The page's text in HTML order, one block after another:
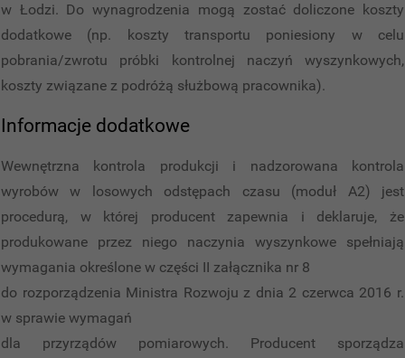
w Łodzi. Do wynagrodzenia mogą zostać doliczone koszty
dodatkowe (np. koszty transportu poniesiony w celu
pobrania/zwrotu próbki kontrolnej naczyń wyszynkowych,
koszty związane z podróżą służbową pracownika).
Informacje dodatkowe
Wewnętrzna kontrola produkcji i nadzorowana kontrola
wyrobów w losowych odstępach czasu (moduł A2) jest
procedurą, w której producent zapewnia i deklaruje, że
produkowane przez niego naczynia wyszynkowe spełniają
wymagania określone w części II załącznika nr 8
do rozporządzenia Ministra Rozwoju z dnia 2 czerwca 2016 r.
w sprawie wymagań
dla przyrządów pomiarowych. Producent sporządza